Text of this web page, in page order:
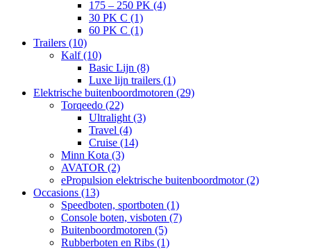
175 – 250 PK (4)
30 PK C (1)
60 PK C (1)
Trailers (10)
Kalf (10)
Basic Lijn (8)
Luxe lijn trailers (1)
Elektrische buitenboordmotoren (29)
Torqeedo (22)
Ultralight (3)
Travel (4)
Cruise (14)
Minn Kota (3)
AVATOR (2)
ePropulsion elektrische buitenboordmotor (2)
Occasions (13)
Speedboten, sportboten (1)
Console boten, visboten (7)
Buitenboordmotoren (5)
Rubberboten en Ribs (1)